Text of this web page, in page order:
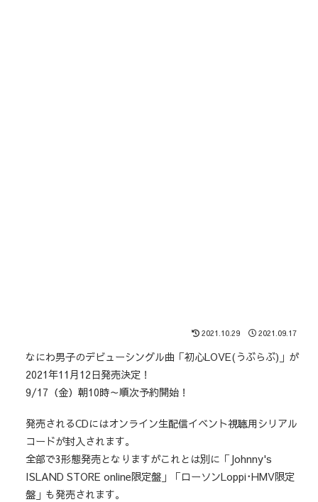
2021.10.29 2021.09.17
なにわ男子のデビューシングル曲「初心LOVE(うぶらぶ)」が
2021年11月12日発売決定！
9/17（金）朝10時～順次予約開始！
発売されるCDにはオンライン生配信イベント視聴用シリアル
コードが封入されます。
全部で3形態発売となりますがこれとは別に「Johnny's
ISLAND STORE online限定盤」「ローソンLoppi･HMV限定
盤」も発売されます。